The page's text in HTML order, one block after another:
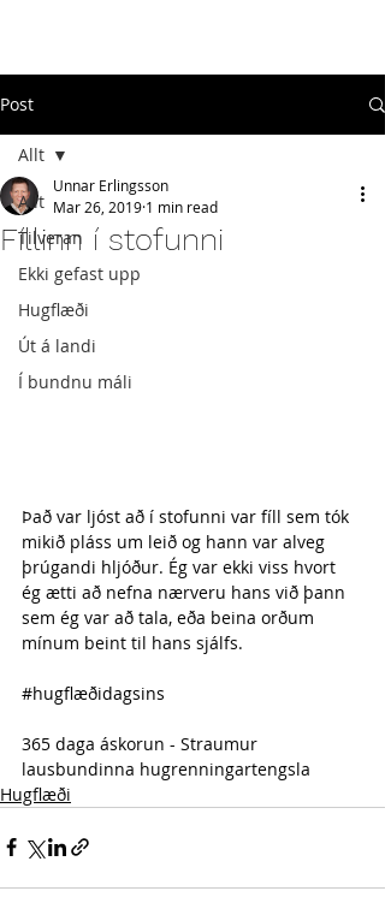
Post
Allt
Tilveran
Ekki gefast upp
Hugflæði
Út á landi
Í bundnu máli
Allt
Fíllinn í stofunni
Unnar Erlingsson
Mar 26, 2019 1 min read
Það var ljóst að í stofunni var fíll sem tók
mikið pláss um leið og hann var alveg
þrúgandi hljóður. Ég var ekki viss hvort
ég ætti að nefna nærveru hans við þann
sem ég var að tala, eða beina orðum
mínum beint til hans sjálfs.
#hugflæðidagsins
365 daga áskorun - Straumur
lausbundinna hugrenningartengsla
Hugflæði